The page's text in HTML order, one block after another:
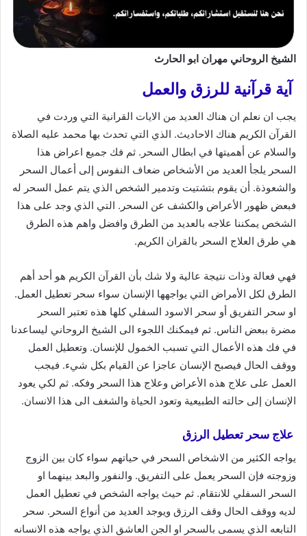
الشيخ الروحاني مهران ابو الحارث
آية قرآنية للرزق والعمل
يجب ان نعلم ان هناك العديد من الايات القرانية التي وردت في
القرآن الكريم هناك الاحاديث. الذي التي تحدث بها محمد عليه الصلاة
والسلام عن أهميتها في ابطال السحر. ثم فك جميع اعراض هذا
السحر يلجأ العديد من الأشخاص ضعاف النفوس إلى أعمال السحر
والشعوذة. أن يقوم بتشتيت وتدمير الشخص الذي يتم عمل السحر له
فبعض ظهور الأعراض والكشف عن السحر. التي الذي وجد على هذا
الشخص يمكننا علاجه بالعديد من الطرق وافضل واهم هذه الطرق
هي طرق العلاج السحر بالقران الكريم.
فهي فعالة وذات نتيجة عالية ولا شك بأن القرآن الكريم هو أحد أهم
الطرق لكل الأمراض التي يواجهها الإنسان سواء سحر تعطيل العمل.
او سحر التفريق أو سحر الاسود السفلي كلها هذه تعتبر السحر
مضرة ببعض الناس. ثم فيمكنك اللجوء الى الشيخ الروحاني ليساعدنا
في فك هذه الأعمال التي تسبب الخمول للإنسان. وتعطيل العمل
ووقف الحال فيصبح الإنسان عاجزا عن القيام بكل شيء. فيجب
العمل على علاج هذه الأعراض وعلاج هذا السحر وفكه. ثم لكي يعود
الإنسان إلى حالته الطبيعية وتعود الحياة والشغف الى هذا الانسان.
علاج سحر تعطيل الرزق
يواجه الكثير من الاشخاص السحر في حياتهم سواء كان بين الزوج
وزوجته فإن السحر يعمل على التفريق. والنفور والبعد بينهما او
السحر السفلي للانتقام. ثم حيث يواجه الشخص في تعطيل العمل
لديه ووقف الحال وقف الرزق ويوجد العديد من أنواع السحر. سحر
التابعه الذي يسمى بالسحر او الجن العاشق الذي يواجه هذه الانسانه